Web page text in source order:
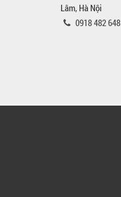
Lâm, Hà Nội
0918 482 648